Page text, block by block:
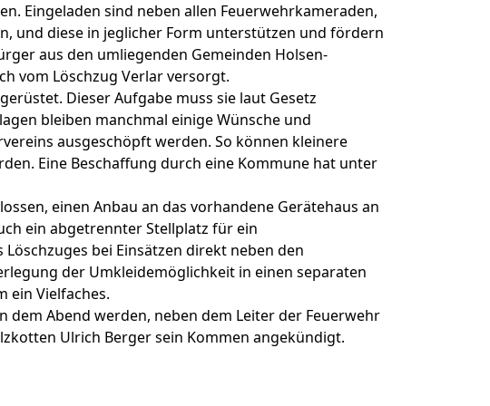
Eingeladen sind neben allen Feuerwehrkameraden,
und diese in jeglicher Form unterstützen und fördern
aus den umliegenden Gemeinden Holsen-
vom Löschzug Verlar versorgt.
Dieser Aufgabe muss sie laut Gesetz
bleiben manchmal einige Wünsche und
ausgeschöpft werden. So können kleinere
Eine Beschaffung durch eine Kommune hat unter
einen Anbau an das vorhandene Gerätehaus an
ein abgetrennter Stellplatz für ein
bei Einsätzen direkt neben den
der Umkleidemöglichkeit in einen separaten
ein Vielfaches.
dem Abend werden, neben dem Leiter der Feuerwehr
Ulrich Berger sein Kommen angekündigt.